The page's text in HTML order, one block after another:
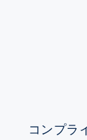
コンプラ